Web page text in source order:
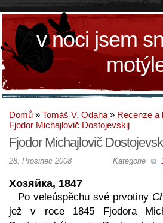
v noci jsem
Domů » Tomáš V. Odaha » Recenze a
Fjodor Michajlovič Dostojevskij
Fjodor Michajlovič
Kategorie
28. Prosinec 2008
Хозяйка, 1847
Po veleúspěchu své prvotiny
jež v roce 1845 Fjodora